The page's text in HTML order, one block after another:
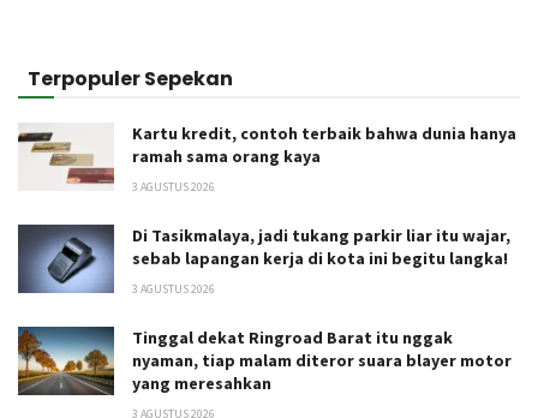
Terpopuler Sepekan
Kartu kredit, contoh terbaik bahwa dunia hanya
ramah sama orang kaya
3 AGUSTUS 2026
Di Tasikmalaya, jadi tukang parkir liar itu wajar,
sebab lapangan kerja di kota ini begitu langka!
3 AGUSTUS 2026
Tinggal dekat Ringroad Barat itu nggak
nyaman, tiap malam diteror suara blayer motor
yang meresahkan
3 AGUSTUS 2026